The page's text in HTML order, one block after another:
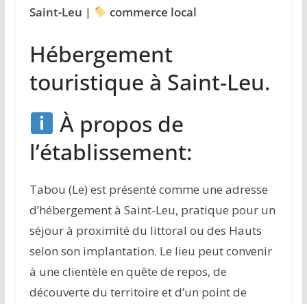
Saint-Leu | commerce local
Hébergement
touristique à Saint-Leu.
À propos de
l’établissement:
Tabou (Le) est présenté comme une adresse
d’hébergement à Saint-Leu, pratique pour un
séjour à proximité du littoral ou des Hauts
selon son implantation. Le lieu peut convenir
à une clientèle en quête de repos, de
découverte du territoire et d’un point de